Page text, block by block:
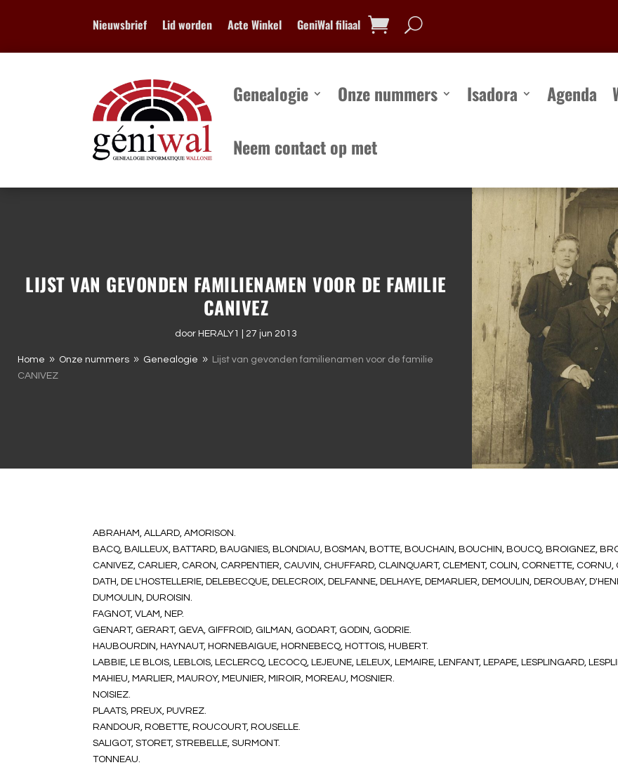
Nieuwsbrief Lid worden Acte Winkel GeniWal filiaal
Genealogie Onze nummers Isadora Agenda
Neem contact op met
Isadora Agenda
LIJST VAN GEVONDEN FAMILIENAMEN VOOR DE FAMILIE
CANIVEZ
door HERALY1 27 jun 2013
Home 9 Onze nummers 9 Genealogie 9 Lijst van gevonden familienamen voor de familie
CANIVEZ
ABRAHAM, ALLARD, AMORISON.
BACQ, BAILLEUX, BATTARD, BAUGNIES, BLONDIAU, BOSMAN, BOTTE, BOUCHAIN, BOUCHIN, BOUCQ, BROIGNEZ,
CANIVEZ, CARLIER, CARON, CARPENTIER, CAUVIN, CHUFFARD, CLAINQUART, CLEMENT, COLIN, CORNETTE, CORNU,
DATH, DE L'HOSTELLERIE, DELEBECQUE, DELECROIX, DELFANNE, DELHAYE, DEMARLIER, DEMOULIN, DEROUBAY,
DUMOULIN, DUROISIN.
FAGNOT, VLAM, NEP.
GENART, GERART, GEVA, GIFFROID, GILMAN, GODART, GODIN, GODRIE.
HAUBOURDIN, HAYNAUT, HORNEBAIGUE, HORNEBECQ, HOTTOIS, HUBERT.
LABBIE, LE BLOIS, LEBLOIS, LECLERCQ, LECOCQ, LEJEUNE, LELEUX, LEMAIRE, LENFANT, LEPAPE, LESPLINGARD,
MAHIEU, MARLIER, MAUROY, MEUNIER, MIROIR, MOREAU, MOSNIER.
NOISIEZ.
PLAATS, PREUX, PUVREZ.
RANDOUR, ROBETTE, ROUCOURT, ROUSELLE.
SALIGOT, STORET, STREBELLE, SURMONT.
TONNEAU.